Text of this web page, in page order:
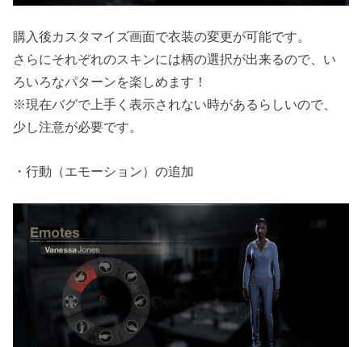
購入後カスタマイズ画面で衣装の変更が可能です。
さらにそれぞれのスキンには柄の選択が出来るので、い
ろいろなパターンを楽しめます！
※現在バグで上手く表示されない時があるらしいので、
少し注意が必要です。
・行動（エモーション）の追加